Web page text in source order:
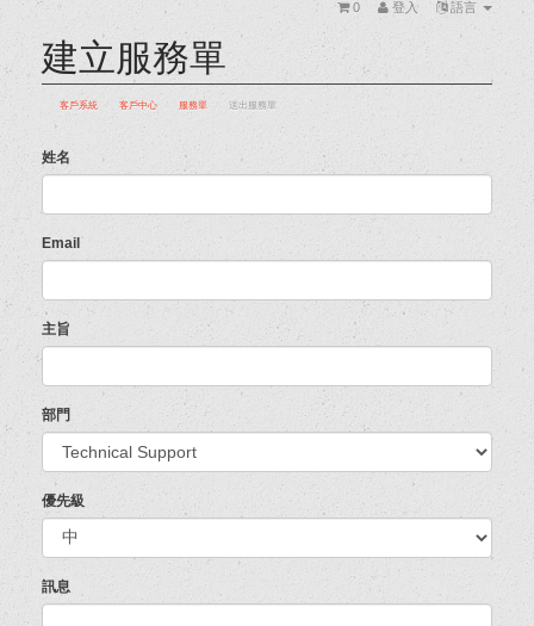
語言
登入
0
建立服務單
客戶系統 客戶中心 服務單 送出服務單
姓名
Email
主旨
部門
優先級
訊息